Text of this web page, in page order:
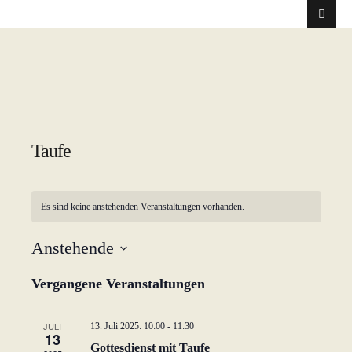
Taufe
Es sind keine anstehenden Veranstaltungen vorhanden.
Anstehende
a
Vergangene Veranstaltungen
JULI
13
13. Juli 2025: 10:00- 11:30
Gottesdienst mit Taufe